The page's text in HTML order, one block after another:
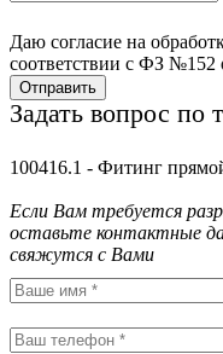
Даю согласие на
соответствии с ФЗ №152
Отправить
Задать вопрос по
100416.1 - Фитинг
Если Вам требуется
оставьте контактные
свяжутся с Вами